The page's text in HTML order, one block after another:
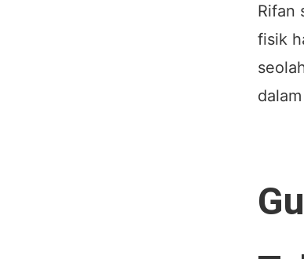
Rifan
fisik